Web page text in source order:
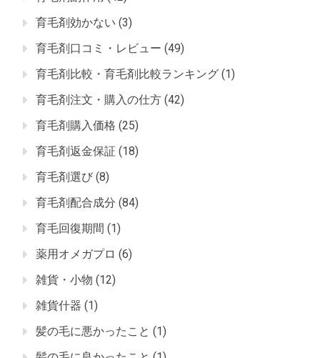
育毛剤効かない (3)
育毛剤口コミ・レビュー (49)
育毛剤比較・育毛剤比較ランキング (1)
育毛剤注文・購入の仕方 (42)
育毛剤購入価格 (25)
育毛剤返金保証 (18)
育毛剤選び (8)
育毛剤配合成分 (84)
育毛回復期間 (1)
薬用オメガプロ (6)
雑貨・小物 (12)
雑貨什器 (1)
髪の毛に悪かったこと (1)